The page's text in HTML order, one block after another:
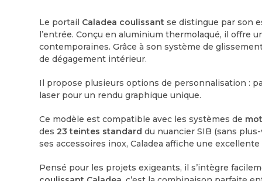
Le portail Caladea coulissant se distingue par son
l’entrée. Conçu en aluminium thermolaqué, il offre
contemporaines. Grâce à son système de
de dégagement intérieur.
Il propose plusieurs options de personnalisation :
laser pour un rendu graphique unique.
Ce modèle est compatible avec les systèmes de
des 23 teintes standard du nuancier SIB (sans
ses accessoires inox, Caladea affiche une
Pensé pour les projets exigeants, il s’intègre